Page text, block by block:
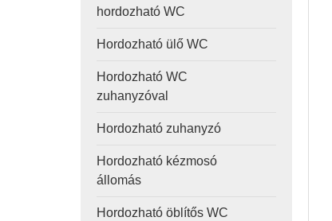
hordozható WC
Hordozható ülő WC
Hordozható WC
zuhanyzóval
Hordozható zuhanyzó
Hordozható kézmosó
állomás
Hordozható öblítős WC